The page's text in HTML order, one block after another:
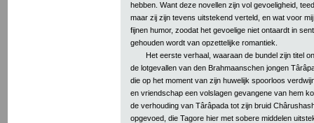
hebben. Want deze novellen zijn vol gevoeligheid,
maar zij zijn tevens uitstekend verteld, en wat voor
fijnen humor, zoodat het gevoelige niet ontaardt in
gehouden wordt van opzettelijke romantiek.
Het eerste verhaal, waaraan de bundel zijn titel
de lotgevallen van den Brahmaanschen jongen
die op het moment van zijn huwelijk spoorloos
en vriendschap een volslagen gevangene van hem
de verhouding van Târâpada tot zijn bruid
opgevoed, die Tagore hier met sobere middelen